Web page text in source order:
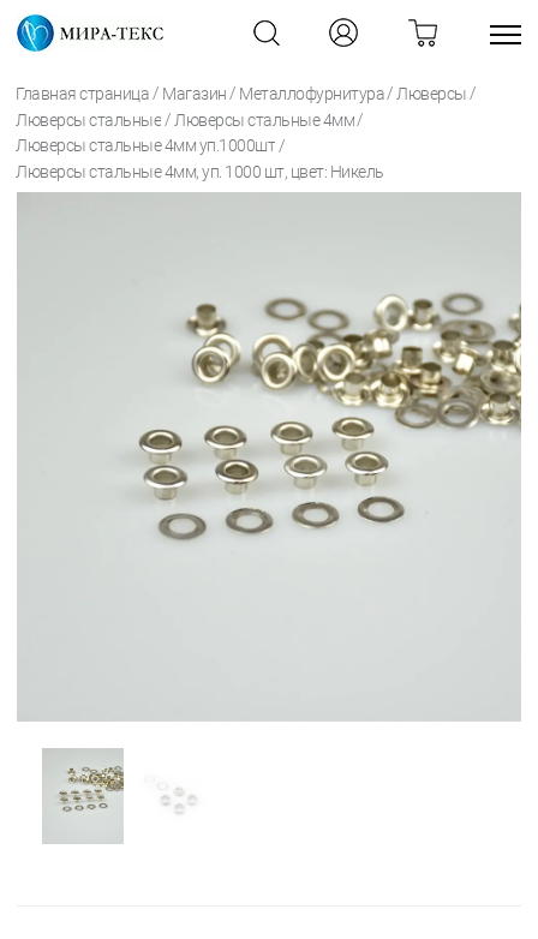
Главная страница / Магазин / Металлофурнитура / Люверсы /
Люверсы стальные / Люверсы стальные 4мм /
Люверсы стальные 4мм уп.1000шт /
Люверсы стальные 4мм, уп. 1000 шт, цвет: Никель